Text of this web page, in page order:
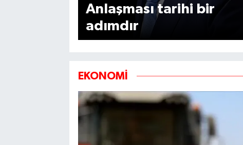
Anlaşması tarihi bir
adımdır
EKONOMİ